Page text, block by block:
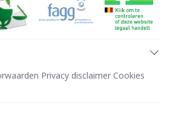
Privacy disclaimer Cookies